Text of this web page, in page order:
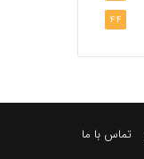
44
تماس با ما